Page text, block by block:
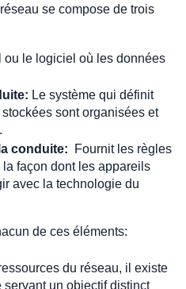
se compose de trois
ou le logiciel où les données
Le système qui définit
sont organisées et
conduite:
Fournit les règles
façon dont les appareils
avec la technologie du
de ces éléments:
du réseau, il existe
un objectif distinct